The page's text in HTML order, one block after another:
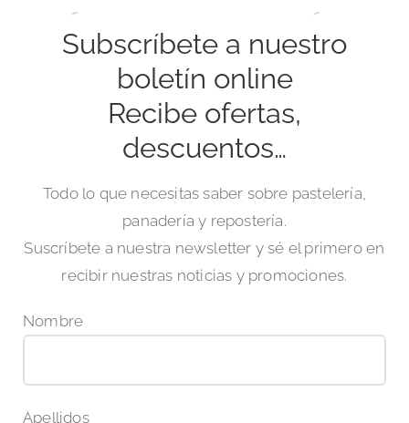
Subscríbete a nuestro
boletín online
Recibe ofertas,
descuentos…
Todo lo que necesitas saber sobre pastelería,
panadería y repostería.
Suscríbete a nuestra newsletter y sé el primero en
recibir nuestras noticias y promociones.
Nombre
Apellidos